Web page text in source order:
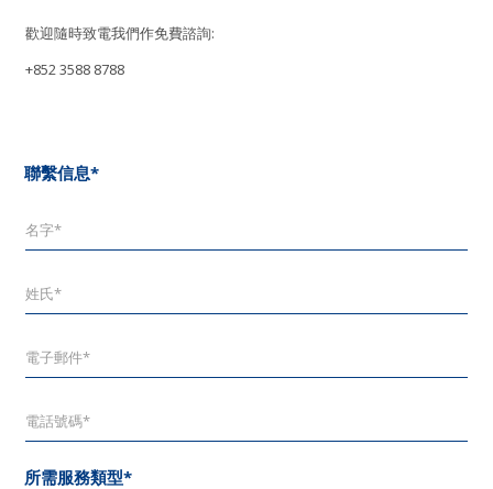
歡迎隨時致電我們作免費諮詢:
+852 3588 8788
聯繫信息*
所需服務類型*